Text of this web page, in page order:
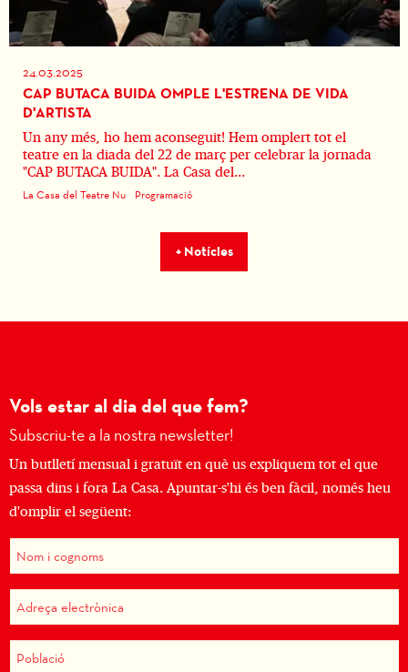
24.03.2025
CAP BUTACA BUIDA OMPLE L'ESTRENA DE VIDA
D'ARTISTA
Un any més, ho hem aconseguit! Hem omplert tot el
teatre en la diada del 22 de març per celebrar la jornada
"CAP BUTACA BUIDA". La Casa del...
La Casa del Teatre Nu Programació
+ Notícies
Vols estar al dia del que fem?
Subscriu-te a la nostra newsletter!
Un butlletí mensual i gratuït en què us expliquem tot el que
passa dins i fora La Casa. Apuntar-s'hi és ben fàcil, només heu
d'omplir el següent: